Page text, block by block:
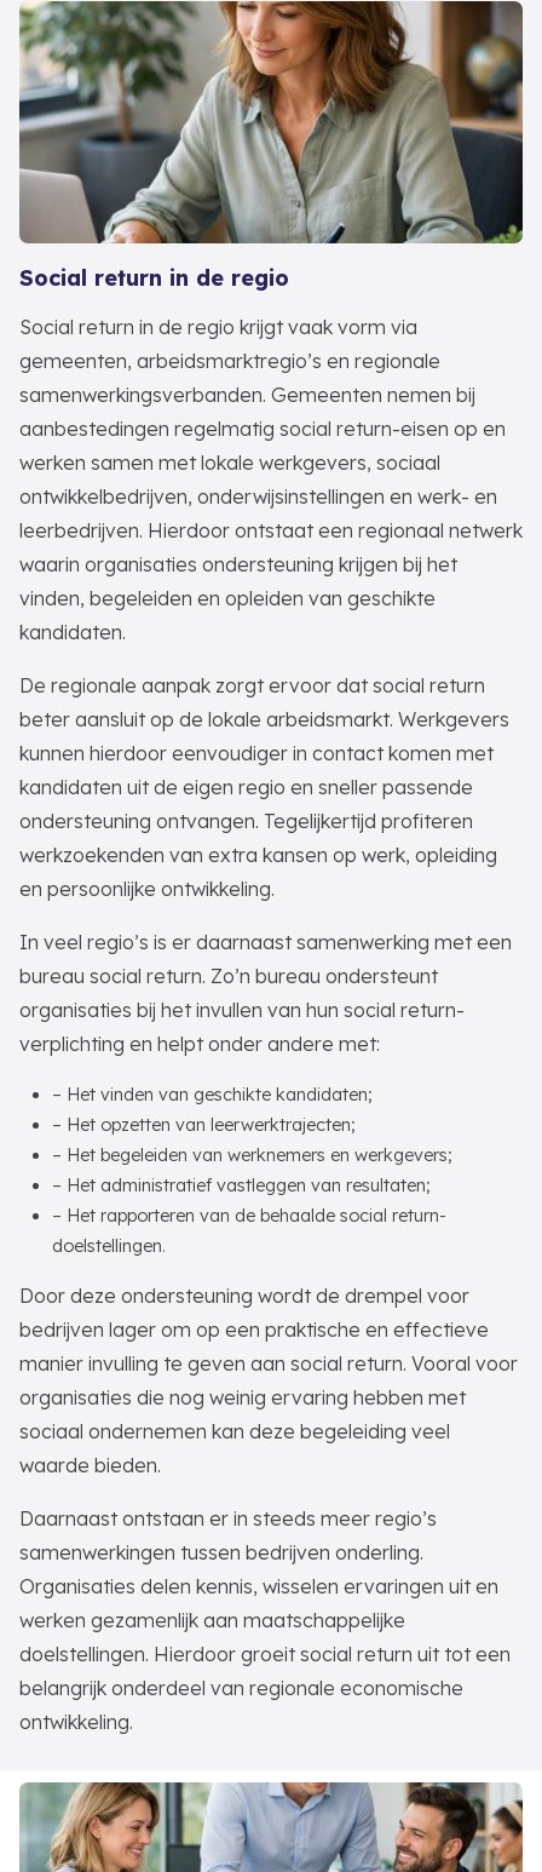
Social return in de regio
Social return in de regio krijgt vaak vorm via
gemeenten, arbeidsmarktregio’s en regionale
samenwerkingsverbanden. Gemeenten nemen bij
aanbestedingen regelmatig social return-eisen op en
werken samen met lokale werkgevers, sociaal
ontwikkelbedrijven, onderwijsinstellingen en werk- en
leerbedrijven. Hierdoor ontstaat een regionaal netwerk
waarin organisaties ondersteuning krijgen bij het
vinden, begeleiden en opleiden van geschikte
kandidaten.
De regionale aanpak zorgt ervoor dat social return
beter aansluit op de lokale arbeidsmarkt. Werkgevers
kunnen hierdoor eenvoudiger in contact komen met
kandidaten uit de eigen regio en sneller passende
ondersteuning ontvangen. Tegelijkertijd profiteren
werkzoekenden van extra kansen op werk, opleiding
en persoonlijke ontwikkeling.
In veel regio’s is er daarnaast samenwerking met een
bureau social return. Zo’n bureau ondersteunt
organisaties bij het invullen van hun social return-
verplichting en helpt onder andere met:
– Het vinden van geschikte kandidaten;
– Het opzetten van leerwerktrajecten;
– Het begeleiden van werknemers en werkgevers;
– Het administratief vastleggen van resultaten;
– Het rapporteren van de behaalde social return-
doelstellingen.
Door deze ondersteuning wordt de drempel voor
bedrijven lager om op een praktische en effectieve
manier invulling te geven aan social return. Vooral voor
organisaties die nog weinig ervaring hebben met
sociaal ondernemen kan deze begeleiding veel
waarde bieden.
Daarnaast ontstaan er in steeds meer regio’s
samenwerkingen tussen bedrijven onderling.
Organisaties delen kennis, wisselen ervaringen uit en
werken gezamenlijk aan maatschappelijke
doelstellingen. Hierdoor groeit social return uit tot een
belangrijk onderdeel van regionale economische
ontwikkeling.